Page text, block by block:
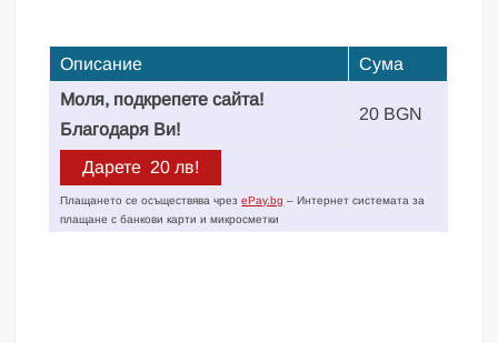
Описание
Сума
Моля, подкрепете сайта!
Благодаря Ви!
20 BGN
Плащането се осъществява чрезePay.bg – Интернет системата за
плащане с банкови карти и микросметки